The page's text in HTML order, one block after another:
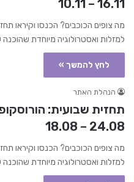
16.11 – 10.11
מה צופים הכוכבים? הכנסו וקיראו
למזלות ואסטרולוגיה מיוחדת שהוכנה
לחץ להמשך »
הנהלת האתר
תחזית שבועית:
24.08 – 18.08
מה צופים הכוכבים? הכנסו וקיראו
למזלות ואסטרולוגיה מיוחדת שהוכנה